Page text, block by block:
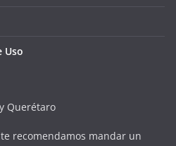
Uso
Querétaro
recomendamos mandar un